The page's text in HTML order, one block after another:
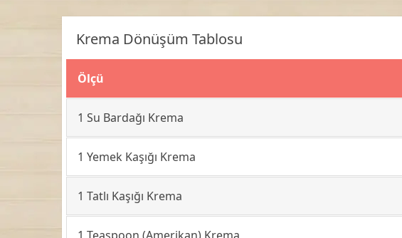
Krema Dönüşüm Tablosu
Ölçü
1 Su Bardağı Krema
1 Yemek Kaşığı Krema
1 Tatlı Kaşığı Krema